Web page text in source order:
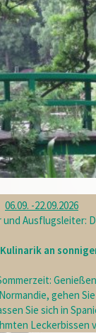
06.09. -22.09.2026
Ausflugsleiter:
an
gehen
Sie sich in
Leckerbissen